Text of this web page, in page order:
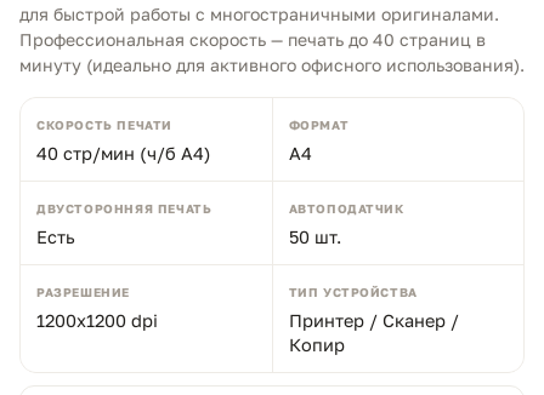
для быстрой работы с многостраничными оригиналами.
Профессиональная скорость — печать до 40 страниц в
минуту (идеально для активного офисного использования).
СКОРОСТЬ ПЕЧАТИ
40 стр/мин (ч/б А4)
ФОРМАТ
A4
ДВУСТОРОННЯЯ ПЕЧАТЬ
Есть
АВТОПОДАТЧИК
50 шт.
РАЗРЕШЕНИЕ
1200x1200 dpi
ТИП УСТРОЙСТВА
Принтер / Сканер /
Копир